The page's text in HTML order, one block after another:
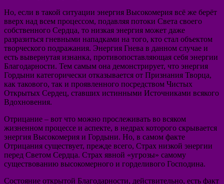
Но, если в такой ситуации энергия Высокомерия всё же берёт
вверх над всем процессом, подавляя потоки Света своего
собственного Сердца, то низкая энергия может даже
разразиться гневными нападками на того, кто стал объектом
творческого подражания. Энергия Гнева в данном случае и
есть вывернутая изнанка, противопоставляющая себя энергии
Благодарности. Тем самым она демонстрирует, что энергия
Гордыни категорически отказывается от Признания Творца,
как такового, так и проявленного посредством Чистых
Открытых Сердец, ставших истинными Источниками всякого
Вдохновения.
Отрицание – вот что можно прослеживать во всяком
жизненном процессе и аспекте, в недрах которого скрывается
энергия Высокомерия и Гордыни. Но, в самом факте
Отрицания существует, прежде всего, Страх низкой энергии
перед Светом Сердца. Страх явной «угрозы» самому
существованию высокомерного и горделивого Господина.
Состояние открытой Благодарности, действительно, есть факт